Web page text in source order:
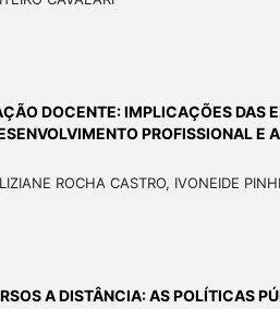
DOCENTE: IMPLICAÇÕES DAS
PROFISSIONAL E
ROCHA CASTRO, IVONEIDE
A DISTÂNCIA: AS POLÍTICAS